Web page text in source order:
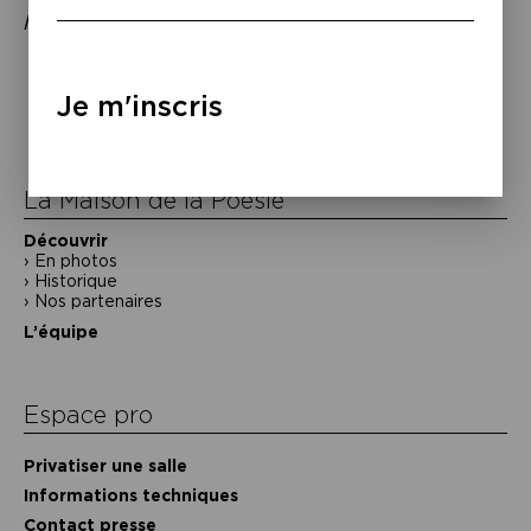
la lecture, Grasset, coll. « Bleue », 2014.
de
La Maison de la Poésie
Découvrir
En photos
Historique
Nos partenaires
L’équipe
Espace pro
Privatiser une salle
Informations techniques
Contact presse
Je m'inscris